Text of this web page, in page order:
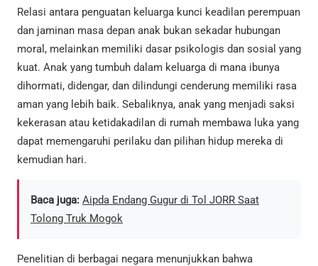
Relasi antara penguatan keluarga kunci keadilan perempuan
dan jaminan masa depan anak bukan sekadar hubungan
moral, melainkan memiliki dasar psikologis dan sosial yang
kuat. Anak yang tumbuh dalam keluarga di mana ibunya
dihormati, didengar, dan dilindungi cenderung memiliki rasa
aman yang lebih baik. Sebaliknya, anak yang menjadi saksi
kekerasan atau ketidakadilan di rumah membawa luka yang
dapat memengaruhi perilaku dan pilihan hidup mereka di
kemudian hari.
Baca juga: Aipda Endang Gugur di Tol JORR Saat
Tolong Truk Mogok
Penelitian di berbagai negara menunjukkan bahwa